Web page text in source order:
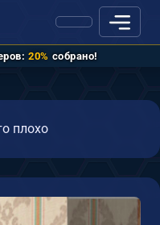
20% собрано!
плохо